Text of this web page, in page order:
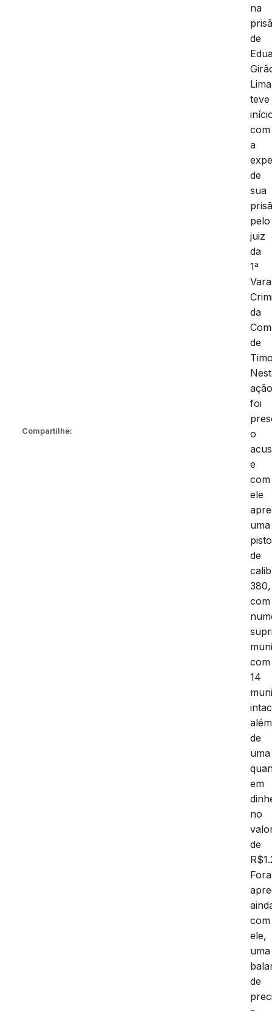
Compartilhe:
na
de
Lima
teve
com
a
de
sua
pelo
juiz
da
1ª
Vara
da
de
foi
o
e
com
ele
uma
de
380,
com
com
14
além
de
uma
em
no
de
Fora
com
ele,
uma
de